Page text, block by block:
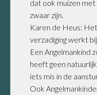
dat ook muizen
zwaar zijn.
Karen de Heus:
verzadiging werkt
Een Angelmankind
heeft geen
iets mis in de
Ook